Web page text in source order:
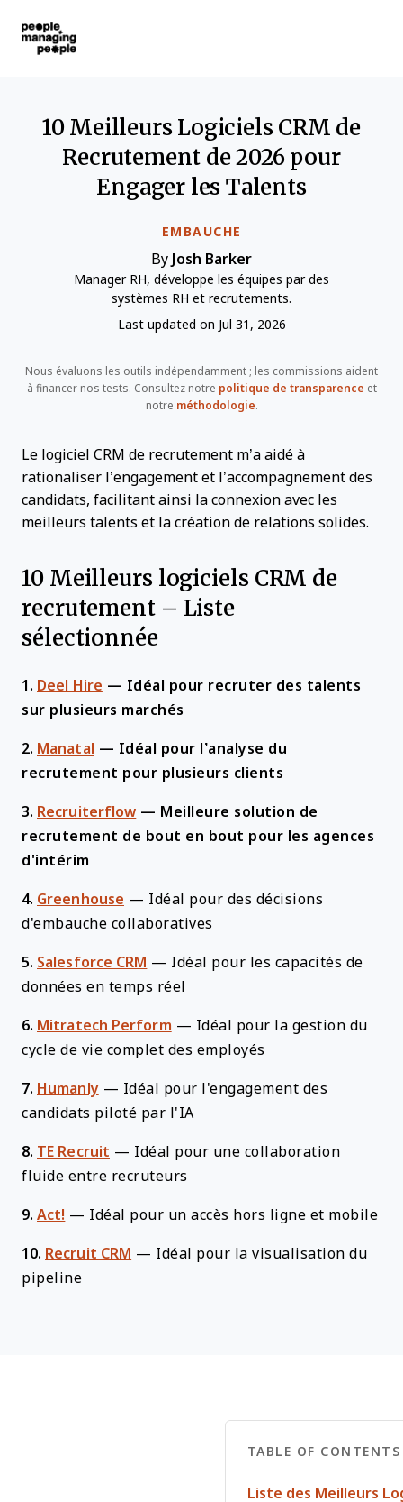
EMBAUCHE
10 Meilleurs Logiciels CRM de
Recrutement de 2026 pour
Engager les Talents
By Josh Barker
Manager RH, développe les équipes par des
systèmes RH et recrutements.
Last updated on Jul 31, 2026
Nous évaluons les outils indépendamment ; les commissions aident
à financer nos tests. Consultez notre politique de transparence et
notre méthodologie.
Le logiciel CRM de recrutement m’a aidé à
rationaliser l’engagement et l’accompagnement des
candidats, facilitant ainsi la connexion avec les
meilleurs talents et la création de relations solides.
10 Meilleurs logiciels CRM de
recrutement – Liste
sélectionnée
1. Deel Hire — Idéal pour recruter des talents
sur plusieurs marchés
2. Manatal — Idéal pour l’analyse du
recrutement pour plusieurs clients
3. Recruiterflow — Meilleure solution de
recrutement de bout en bout pour les agences
d'intérim
4. Greenhouse — Idéal pour des décisions
d'embauche collaboratives
5. Salesforce CRM — Idéal pour les capacités de
données en temps réel
6. Mitratech Perform — Idéal pour la gestion du
cycle de vie complet des employés
7. Humanly — Idéal pour l'engagement des
candidats piloté par l'IA
8. TE Recruit — Idéal pour une collaboration
fluide entre recruteurs
9. Act! — Idéal pour un accès hors ligne et mobile
10. Recruit CRM — Idéal pour la visualisation du
pipeline
TABLE OF CONTENTS
Liste des Meilleurs